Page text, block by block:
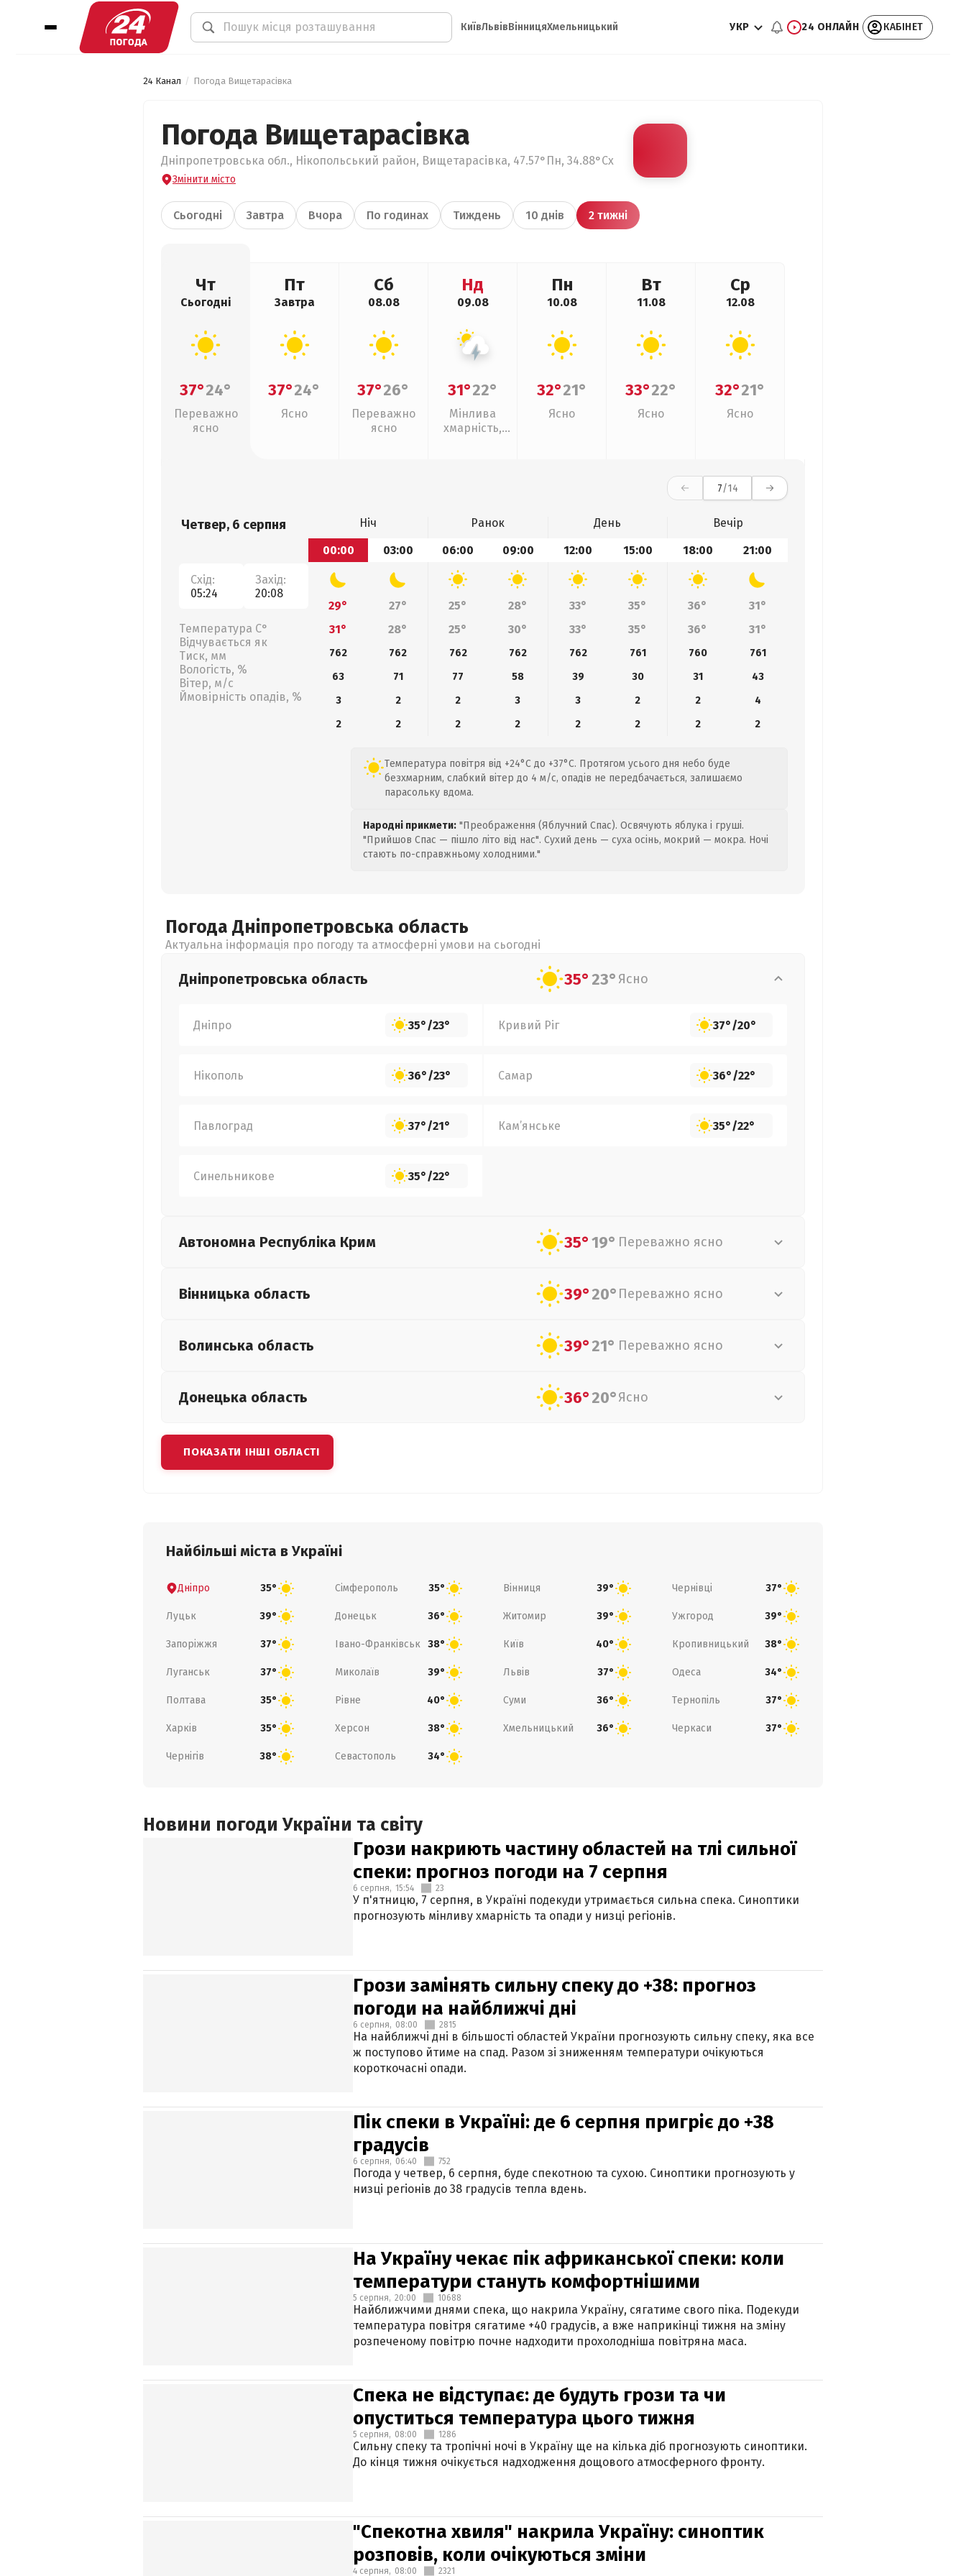
КиївЛьвівВінницяХмельницький УКР 24 ОНЛАЙН КАБІНЕТ
24 Канал Погода Вищетарасівка
Погода Вищетарасівка
Дніпропетровська обл., Нікопольський район, Вищетарасівка, 47.57°Пн, 34.88°Сх
Змінити місто
Сьогодні Завтра Вчора По годинах Тиждень 10 днів 2 тижні
Чт
Сьогодні
37°24°
Переважно
ясно
Пт
Завтра
37°24°
Ясно
Сб
08.08
37°26°
Переважно
ясно
Нд
09.08
31°22°
Мінлива
хмарність,
Пн
10.08
32°21°
Ясно
Вт
11.08
33°22°
Ясно
Ср
12.08
32°21°
Ясно
7/14
Четвер, 6 серпня
Схід:
05:24
Захід:
20:08
Температура С°
Відчувається як
Тиск, мм
Вологість, %
Вітер, м/с
Ймовірність опадів, %
Ніч Ранок День
Вечір
00:00
03:00 06:00 09:00 12:00 15:00 18:00 21:00
29° 27° 25° 28° 33° 35° 36°
31°
31°
28° 25° 30° 33° 35° 36° 31°
762 762 762 762 762 761 760
761
63
71 77 58 39 30 31
43
3
2 2 3 3 2 2
4
2
2 2 2 2 2 2 2
Температура повітря від +24°C до +37°C. Протягом усього дня небо буде
безхмарним, слабкий вітер до 4 м/с, опадів не передбачається, залишаємо
парасольку вдома.
Народні прикмети: "Преображення (Яблучний Спас). Освячують яблука і груші.
"Прийшов Спас — пішло літо від нас". Сухий день — суха осінь, мокрий — мокра. Ночі
стають по-справжньому холодними."
Погода Дніпропетровська область
Актуальна інформація про погоду та атмосферні умови на сьогодні
Дніпропетровська область 35°23° Ясно
Дніпро 35°/23° Кривий Ріг 37°/20°
Нікополь 36°/23° Самар 36°/22°
Павлоград 37°/21° Кам’янське 35°/22°
Синельникове 35°/22°
Автономна Республіка Крим 35°19° Переважно ясно
Вінницька область 39°20° Переважно ясно
Волинська область 39°21° Переважно ясно
Донецька область 36°20°Ясно
ПОКАЗАТИ ІНШІ ОБЛАСТІ
Найбільші міста в Україні
Дніпро 35° Сімферополь 35° Вінниця 39° Чернівці 37°
Луцьк 39° Донецьк 36° Житомир 39° Ужгород 39°
Запоріжжя 37° Івано-Франківськ 38° Київ 40° Кропивницький 38°
Луганськ 37° Миколаїв 39° Львів 37° Одеса 34°
Полтава 35° Рівне 40° Суми 36° Тернопіль 37°
Харків 35° Херсон 38° Хмельницький 36° Черкаси 37°
Чернігів 38° Севастополь 34°
Новини погоди України та світу
Грози накриють частину областей на тлі сильної
спеки: прогноз погоди на 7 серпня
6 серпня, 15:54 23
У п'ятницю, 7 серпня, в Україні подекуди утримається сильна спека. Синоптики
прогнозують мінливу хмарність та опади у низці регіонів.
Грози замінять сильну спеку до +38: прогноз
погоди на найближчі дні
6 серпня, 08:00 2815
На найближчі дні в більшості областей України прогнозують сильну спеку, яка все
ж поступово йтиме на спад. Разом зі зниженням температури очікуються
короткочасні опади.
Пік спеки в Україні: де 6 серпня пригріє до +38
градусів
6 серпня, 06:40 752
Погода у четвер, 6 серпня, буде спекотною та сухою. Синоптики прогнозують у
низці регіонів до 38 градусів тепла вдень.
На Україну чекає пік африканської спеки: коли
температури стануть комфортнішими
5 серпня, 20:00 10688
Найближчими днями спека, що накрила Україну, сягатиме свого піка. Подекуди
температура повітря сягатиме +40 градусів, а вже наприкінці тижня на зміну
розпеченому повітрю почне надходити прохолодніша повітряна маса.
Спека не відступає: де будуть грози та чи
опуститься температура цього тижня
5 серпня, 08:00 1286
Сильну спеку та тропічні ночі в Україну ще на кілька діб прогнозують синоптики.
До кінця тижня очікується надходження дощового атмосферного фронту.
"Спекотна хвиля" накрила Україну: синоптик
розповів, коли очікуються зміни
4 серпня, 08:00 2321